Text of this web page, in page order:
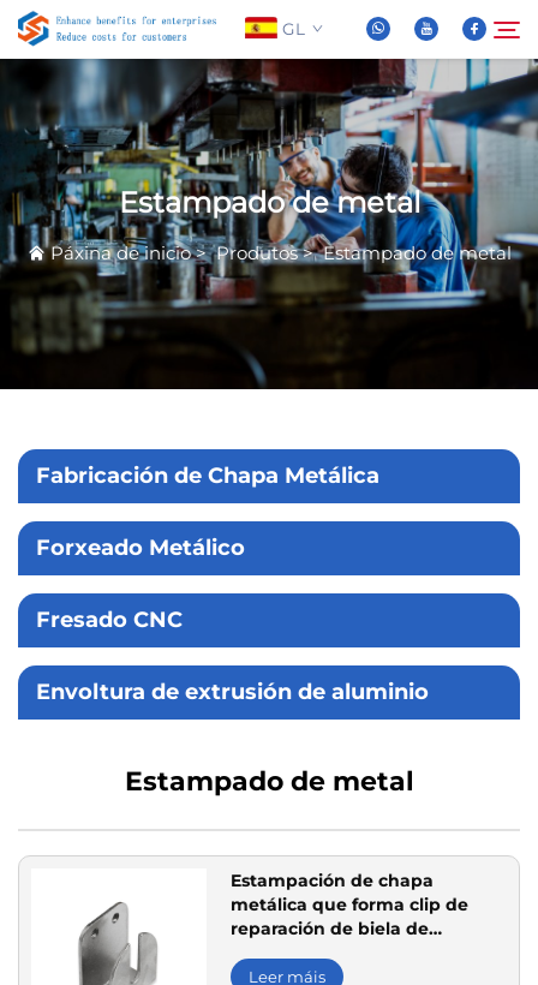
GL
Sobre Nós
Produtos
Novas
Preguntas Frequentes
Contáctenos
Buscar
Estampado de metal
Páxina de inicio>Produtos>Estampado de metal
Fabricación de Chapa Metálica
Forxeado Metálico
Fresado CNC
Envoltura de extrusión de aluminio
Estampado de metal
Estampación de chapa
metálica que forma clip de
reparación de biela de
aceiro inoxidable
Leer máis